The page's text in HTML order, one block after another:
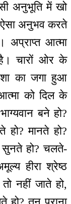
अनुभूति में खो
ऐसा अनुभव करते
आत्मा
है। चारों ओर के
का जगा हुआ
को दिल के
बने हो?
हो? मानते हो?
हो? चलते-
हीरा श्रेष्ठ
नहीं जाते हो,